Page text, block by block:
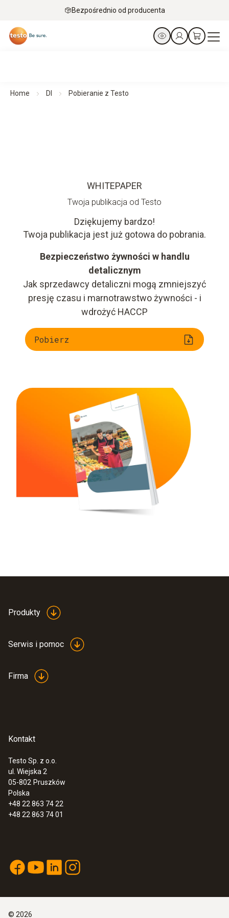
Bezpośrednio od producenta
Home Dl Pobieranie z Testo
WHITEPAPER
Twoja publikacja od Testo
Dziękujemy bardzo!
Twoja publikacja jest już gotowa do pobrania.
Bezpieczeństwo żywności w handlu
detalicznym
Jak sprzedawcy detaliczni mogą zmniejszyć
presję czasu i marnotrawstwo żywności - i
wdrożyć HACCP
Pobierz
Produkty
Serwis i pomoc
Firma
Kontakt
Testo Sp. z o.o.
ul. Wiejska 2
05-802 Pruszków
Polska
+48 22 863 74 22
+48 22 863 74 01
© 2026